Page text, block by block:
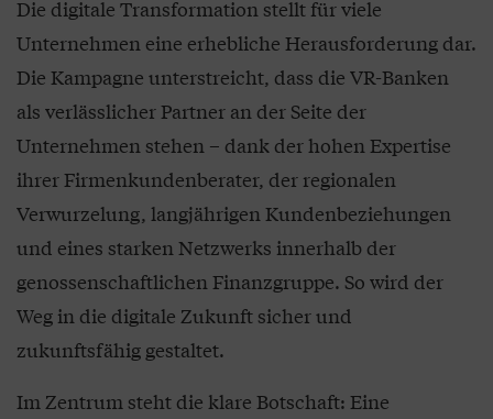
Die digitale Transformation stellt für viele
Unternehmen eine erhebliche Herausforderung dar.
Die Kampagne unterstreicht, dass die VR-Banken
als verlässlicher Partner an der Seite der
Unternehmen stehen – dank der hohen Expertise
ihrer Firmenkundenberater, der regionalen
Verwurzelung, langjährigen Kundenbeziehungen
und eines starken Netzwerks innerhalb der
genossenschaftlichen Finanzgruppe. So wird der
Weg in die digitale Zukunft sicher und
zukunftsfähig gestaltet.
Im Zentrum steht die klare Botschaft: Eine